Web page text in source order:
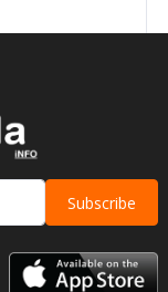
Subscribe